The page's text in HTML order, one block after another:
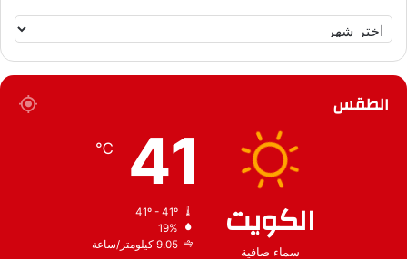
و
ق
ل
أ
ش
الطقس
الكويت
سماء صافية
41
℃
19%
9.05 كيلومتر/ساعة